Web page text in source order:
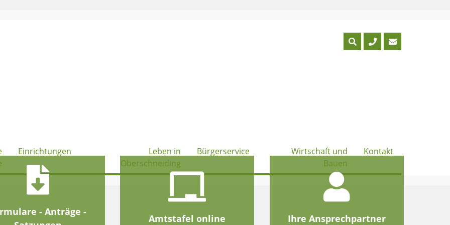
Einrichtungen
Leben in
Oberschneiding
Bürgerservice
Wirtschaft und
Bauen
Kontakt
- Anträge -
Amtstafel online Ihre Ansprechpartner